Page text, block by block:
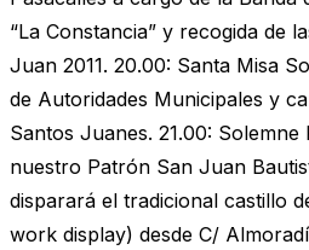
“La Constancia” y recogida de
Juan 2011. 20.00: Santa Misa
de Autoridades Municipales y
Santos Juanes. 21.00:
nuestro Patrón San Juan
disparará el tradicional castillo
work display) desde C/